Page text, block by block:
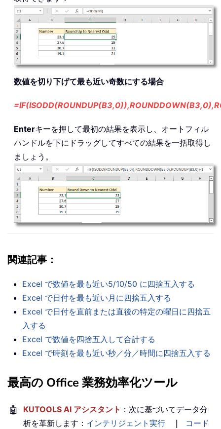
数値を切り下げて最も近い奇数にする場合
Enterキーを押して最初の結果を表示し、オートフィル
ハンドルを下にドラッグしてすべての結果を一括取得し
ましょう。
関連記事：
Excel で数値を最も近い5/10/50 に四捨五入する
Excel で日付を最も近い月に四捨五入する
Excel で日付を直前または直後の特定の曜日に四捨五
入する
Excel で数値を四捨五入して合計する
Excel で時刻を最も近い秒／分／時間に四捨五入する
最高の Office 業務効率化ツール
🤖 KUTOOLS AI アシスタント ：次に基づいてデータ分
析を革新します： インテリジェント実行 ｜
コード